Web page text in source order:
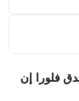
فلورا إن